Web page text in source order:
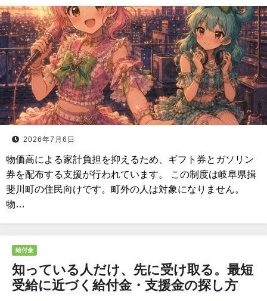
2026年7月6日
物価高による家計負担を抑えるため、ギフト券とガソリン
券を配布する支援が行われています。 この制度は岐阜県揖
斐川町の住民向けです。町外の人は対象になりません。
物…
給付金
知っている人だけ、先に受け取る。最短
受給に近づく給付金・支援金の探し方